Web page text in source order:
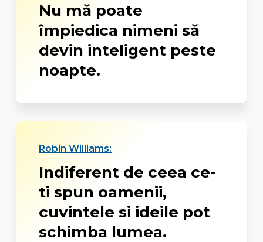
Nu mă poate
împiedica nimeni să
devin inteligent peste
noapte.
Robin Williams:
Indiferent de ceea ce-
ti spun oamenii,
cuvintele si ideile pot
schimba lumea.